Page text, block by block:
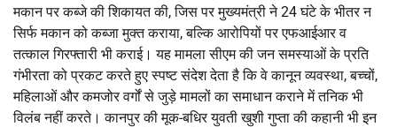
मकान पर कब्जे की शिकायत की, जिस पर मुख्यमंत्री ने 24 घंटे के भीतर न
सिर्फ मकान को कब्जा मुक्त कराया, बल्कि आरोपियों पर एफआईआर व
तत्काल गिरफ्तारी भी कराई। यह मामला सीएम की जन समस्याओं के प्रति
गंभीरता को प्रकट करते हुए स्पष्ट संदेश देता है कि वे कानून व्यवस्था, बच्चों,
महिलाओं और कमजोर वर्गों से जुड़े मामलों का समाधान कराने में तनिक भी
विलंब नहीं करते। कानपुर की मूक-बधिर युवती खुशी गुप्ता की कहानी भी इन